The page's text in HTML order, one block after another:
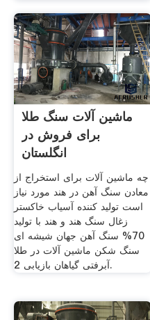
ماشین آلات سنگ طلا
برای فروش در
انگلستان
چه ماشین آلات برای استخراج از
معادن سنگ آهن در هند مورد نیاز
است تولید کننده آسیاب خاکستر
زغال سنگ هند و هند با توليد
70% سنگ آهن جهان شیشه ای
سنگ شکن ماشین آلات در طلا
آبرفتی گیاهان بازیابی 2.